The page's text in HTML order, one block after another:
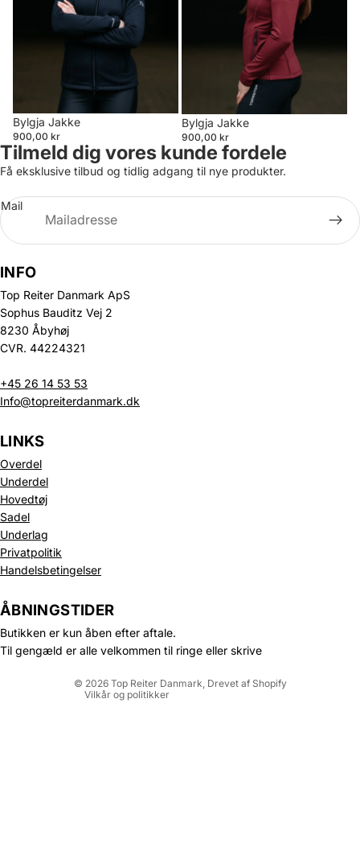
Bylgja Jakke
900,00 kr
Bylgja Jakke
900,00 kr
Tilmeld dig vores kunde fordele
Få eksklusive tilbud og tidlig adgang til nye produkter.
Mail
INFO
Top Reiter Danmark ApS
Sophus Bauditz Vej 2
8230 Åbyhøj
CVR. 44224321
+45 26 14 53 53
Info@topreiterdanmark.dk
LINKS
Overdel
Underdel
Hovedtøj
Sadel
Underlag
Privatpolitik
Handelsbetingelser
ÅBNINGSTIDER
Butikken er kun åben efter aftale.
Til gengæld er alle velkommen til ringe eller skrive
© 2026 Top Reiter Danmark , Drevet af Shopify
Vilkår og politikker
Politik om beskyttelse af persondata
Refusionspolitik
Leveringspolitik
Kontaktinformation